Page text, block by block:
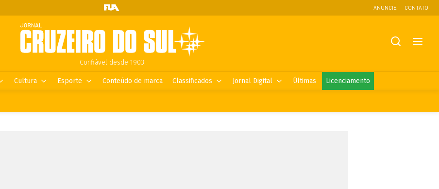
ANUNCIE CONTATO
Confiável desde 1903.
Cultura Esporte Conteúdo de marca Classificados Jornal Digital Últimas Licenciamento